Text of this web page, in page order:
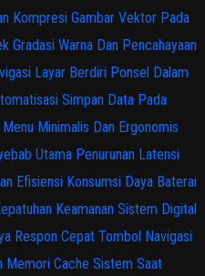
Kompresi Gambar Vektor Pada
Gradasi Warna Dan Pencahayaan
Layar Berdiri Ponsel Dalam
Simpan Data Pada
Minimalis Dan Ergonomis
Utama Penurunan Latensi
Efisiensi Konsumsi Daya Baterai
Keamanan Sistem Digital
Respon Cepat Tombol Navigasi
Memori Cache Sistem Saat